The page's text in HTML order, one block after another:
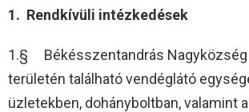
1. Rendkívüli intézkedések
1.§ Békésszentandrás Nagyközség
területén található vendéglátó
üzletekben, dohányboltban, valamint